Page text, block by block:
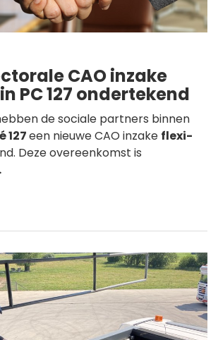
CAO inzake
PC 127 ondertekend
de sociale partners binnen
127een nieuwe CAO inzake flexi-
Deze overeenkomst is